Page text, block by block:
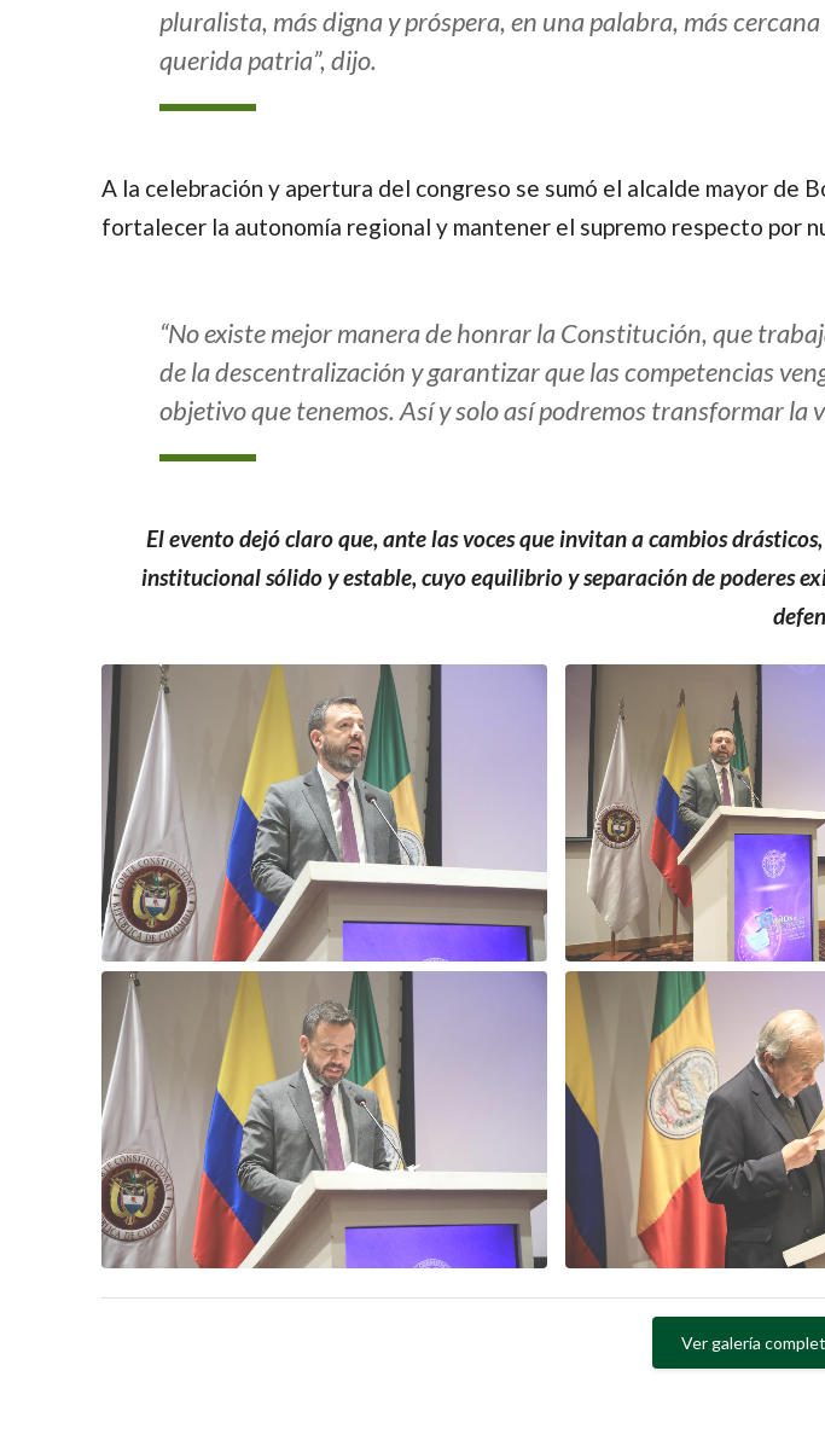
pluralista, más digna y próspera, en una palabra, más
querida patria”, dijo.
A la celebración y apertura del congreso se sumó el alcalde mayor de
fortalecer la autonomía regional y mantener el supremo respecto por
“No existe mejor manera de honrar la Constitución, que
de la descentralización y garantizar que las competencias
objetivo que tenemos. Así y solo así podremos transformar
El evento dejó claro que, ante las voces que invitan a cambios
institucional sólido y estable, cuyo equilibrio y separación de poderes
Ver galería